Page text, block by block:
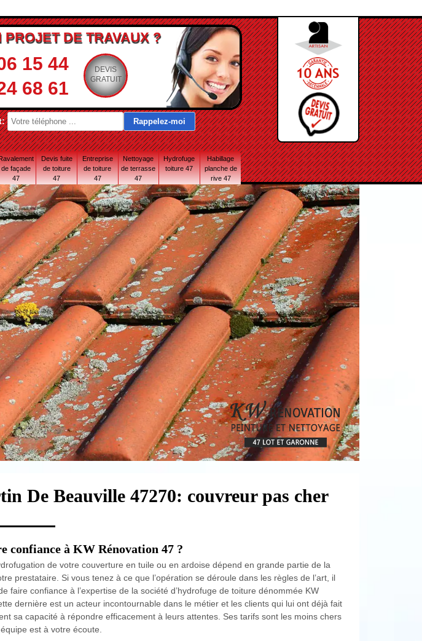
PROJET DE TRAVAUX ?
15 44
68 61
DEVIS
GRATUIT
de façade
47
Devis fuite
de toiture
47
Entreprise
de toiture
47
Nettoyage
de terrasse
47
Hydrofuge
toiture 47
Habillage
planche de
rive 47
De Beauville 47270: couvreur pas cher
confiance à KW Rénovation 47 ?
de votre couverture en tuile ou en ardoise dépend en grande partie de la
prestataire. Si vous tenez à ce que l’opération se déroule dans les règles de l’art, il
faire confiance à l’expertise de la société d’hydrofuge de toiture dénommée KW
dernière est un acteur incontournable dans le métier et les clients qui lui ont déjà fait
sa capacité à répondre efficacement à leurs attentes. Ses tarifs sont les moins chers
est à votre écoute.